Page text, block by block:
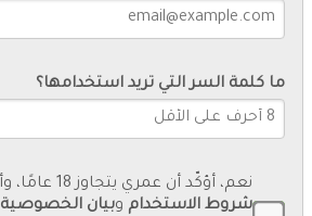
ما كلمة السر التي تريد استخدامها؟
نعم، أؤكّد أن عمري يتجاوز 18 عامًا، وأوافق على
شروط الاستخدام وبيان الخصوصية